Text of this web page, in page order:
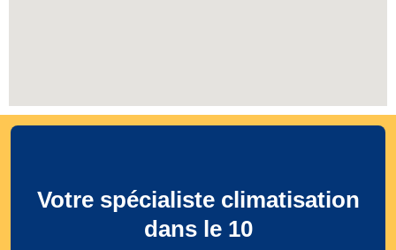
Votre spécialiste climatisation
dans le 10